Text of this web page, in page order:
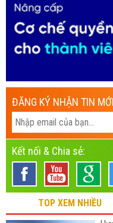
ĐĂNG KÝ NHẬN TIN
Kết nối & Chia sẻ:
TOP XEM NHIỀU